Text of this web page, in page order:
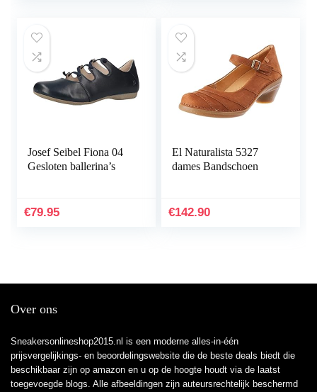
Josef Seibel Fiona 04
Gesloten ballerina’s
€79.95
El Naturalista 5327
dames Bandschoen
€142.90
Over ons
Sneakersonlineshop2015.nl is een moderne alles-in-één
prijsvergelijkings- en beoordelingswebsite die de beste deals biedt die
beschikbaar zijn op amazon en u op de hoogte houdt via de laatst
toegevoegde blogs. Alle afbeeldingen zijn auteursrechtelijk beschermd